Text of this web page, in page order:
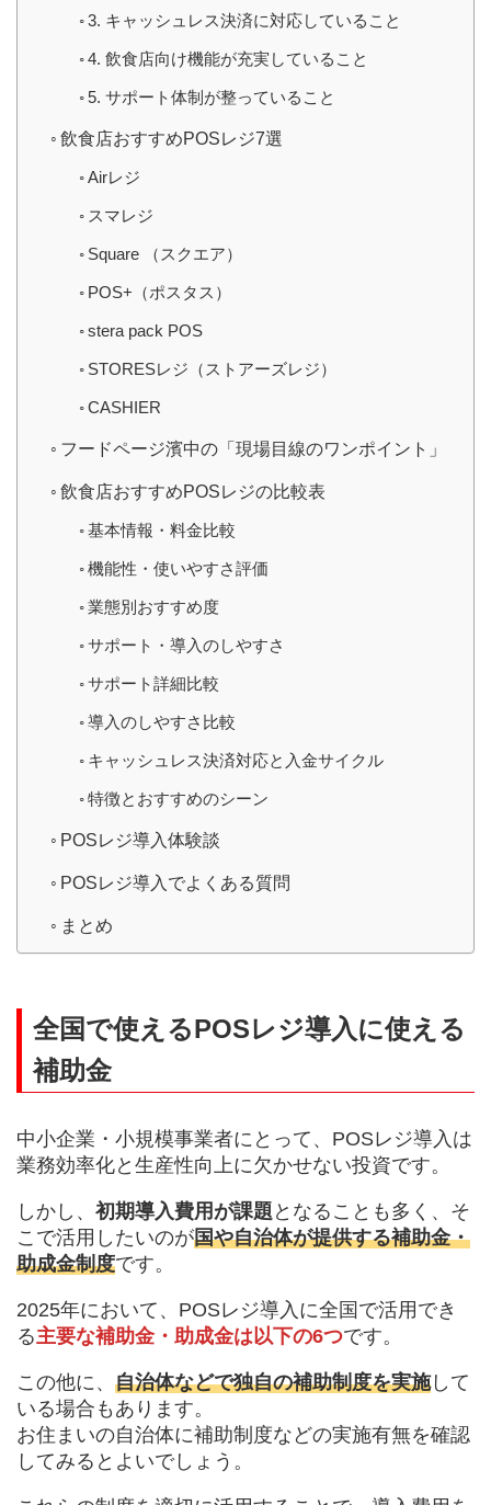
3. キャッシュレス決済に対応していること
4. 飲食店向け機能が充実していること
5. サポート体制が整っていること
飲食店おすすめPOSレジ7選
Airレジ
スマレジ
Square （スクエア）
POS+（ポスタス）
stera pack POS
STORESレジ（ストアーズレジ）
CASHIER
フードページ濱中の「現場目線のワンポイント」
飲食店おすすめPOSレジの比較表
基本情報・料金比較
機能性・使いやすさ評価
業態別おすすめ度
サポート・導入のしやすさ
サポート詳細比較
導入のしやすさ比較
キャッシュレス決済対応と入金サイクル
特徴とおすすめのシーン
POSレジ導入体験談
POSレジ導入でよくある質問
まとめ
全国で使えるPOSレジ導入に使える
補助金
中小企業・小規模事業者にとって、POSレジ導入は
業務効率化と生産性向上に欠かせない投資です。
しかし、 初期導入費用が課題 となることも多く、そ
こで活用したいのが国や自治体が提供する補助金・
助成金制度です。
2025年において、POSレジ導入に全国で活用でき
る主要な補助金・助成金は以下の6つです。
この他に、 自治体などで独自の補助制度を実施して
いる場合もあります。
お住まいの自治体に補助制度などの実施有無を確認
してみるとよいでしょう。